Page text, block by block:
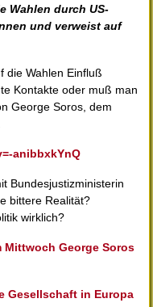
Wahlen durch US-
und verweist auf
die Wahlen Einfluß
Kontakte oder muß man
George Soros, dem
anibbxkYnQ
Bundesjustizministerin
bittere Realität?
wirklich?
Mittwoch George Soros
Gesellschaft in Europa